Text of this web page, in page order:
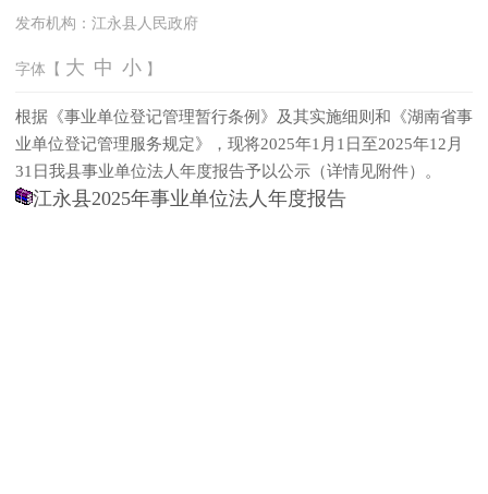
发布机构： 江永县人民政府
字体【 大 中 小 】
根据《事业单位登记管理暂行条例》及其实施细则和《湖南省事
业单位登记管理服务规定》，现将2025年1月1日至2025年12月
31日我县事业单位法人年度报告予以公示（详情见附件）。
江永县2025年事业单位法人年度报告